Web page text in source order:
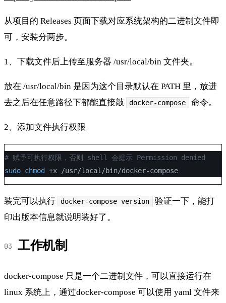
从项目的 Releases 页面下载对应系统架构的二进制文件即
可，安装分两步。
1、下载文件后上传至服务器 /usr/local/bin 文件夹。
放在 /usr/local/bin 是因为这个目录默认在 PATH 里，放进
去之后在任意路径下都能直接敲
docker-compose 命令。
2、添加文件执行权限
# 赋予可执行权限，否则 shell 会提示 Permission denied
sudo chmod +x /usr/local/bin/docker-compose
装完可以执行 docker-compose version
验证一下，能打
印出版本信息就说明装好了。
工作机制
docker-compose 只是一个二进制文件，可以直接运行在
linux 系统上，通过docker-compose 可以使用 yaml 文件来